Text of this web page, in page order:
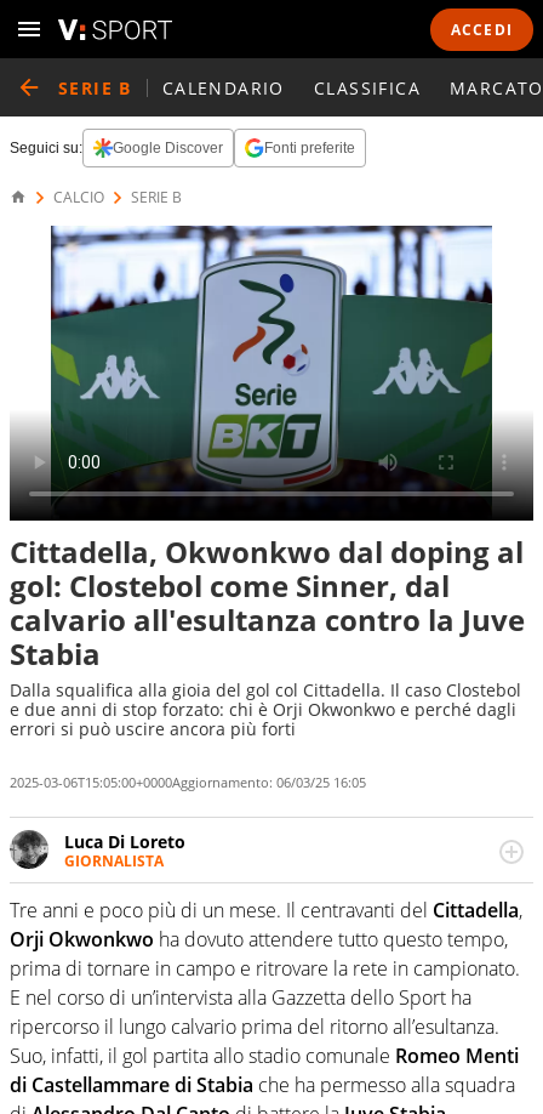
ACCEDI
SERIE B CALENDARIO CLASSIFICA
Seguici su: Google Discover Fonti preferite
CALCIO SERIE B
Cittadella, Okwonkwo dal doping al
gol: Clostebol come Sinner, dal
calvario all'esultanza contro la Juve
Stabia
Dalla squalifica alla gioia del gol col Cittadella. Il caso Clostebol
e due anni di stop forzato: chi è Orji Okwonkwo e perché dagli
errori si può uscire ancora più forti
2025-03-06T15:05:00+0000Aggiornamento: 06/03/25 16:05
Luca Di Loreto
GIORNALISTA
Giornalista pubblicista, appassionato di sport ma calcio e
tennis restano un capitolo ineguagliabile. Ho capito che il
calcio è una cosa seria quando ho pianto nel giorno in
cui Del Piero ha smesso di giocare. Ho scoperto che dopo
Federer e Nadal il tennis ha vita ancora lunga quando un
giovanissimo italiano fulvo di 19 anni - era il 2020 -
esultava a Sofia per la prima volta in carriera
Tre anni e poco più di un mese. Il centravanti del Cittadella,
Orji Okwonkwo ha dovuto attendere tutto questo tempo,
prima di tornare in campo e ritrovare la rete in campionato.
E nel corso di un’intervista alla Gazzetta dello Sport ha
ripercorso il lungo calvario prima del ritorno all’esultanza.
Suo, infatti, il gol partita allo stadio comunale Romeo Menti
di Castellammare di Stabia che ha permesso alla squadra